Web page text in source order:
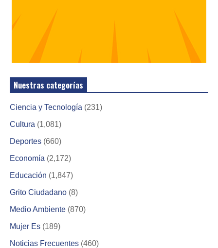
Nuestras categorías
Ciencia y Tecnología (231)
Cultura (1,081)
Deportes (660)
Economía (2,172)
Educación (1,847)
Grito Ciudadano (8)
Medio Ambiente (870)
Mujer Es (189)
Noticias Frecuentes (460)